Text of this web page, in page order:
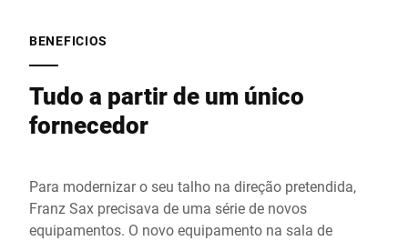
BENEFICIOS
Tudo a partir de um único
fornecedor
Para modernizar o seu talho na direção pretendida,
Franz Sax precisava de uma série de novos
equipamentos. O novo equipamento na sala de